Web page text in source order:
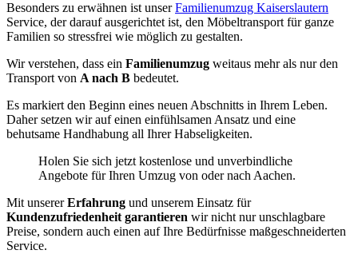
Besonders zu erwähnen ist unserFamilienumzug Kaiserslautern
Service, der darauf ausgerichtet ist, den Möbeltransport für ganze
Familien so stressfrei wie möglich zu gestalten.
Wir verstehen, dass ein Familienumzug weitaus mehr als nur den
Transport von A nach B bedeutet.
Es markiert den Beginn eines neuen Abschnitts in Ihrem Leben.
Daher setzen wir auf einen einfühlsamen Ansatz und eine
behutsame Handhabung all Ihrer Habseligkeiten.
Holen Sie sich jetzt kostenlose und unverbindliche
Angebote für Ihren Umzug von oder nach Aachen.
Mit unsererErfahrung und unserem Einsatz für
Kundenzufriedenheit garantieren wir nicht nur unschlagbare
Preise, sondern auch einen auf Ihre Bedürfnisse maßgeschneiderten
Service.